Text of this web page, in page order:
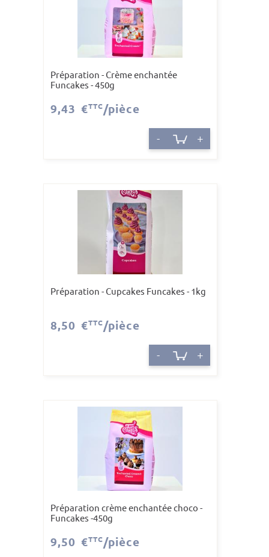
Préparation - Crème enchantée
Funcakes - 450g
9,43 €TTC /pièce
- +
Préparation - Cupcakes Funcakes - 1kg
8,50 €TTC /pièce
- +
Préparation crème enchantée choco -
Funcakes -450g
9,50 €TTC /pièce